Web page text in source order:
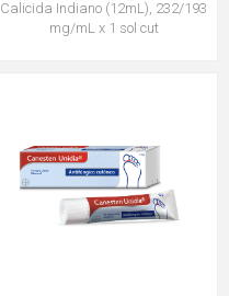
Calicida Indiano (12mL), 232/193
mg/mL x 1 sol cut